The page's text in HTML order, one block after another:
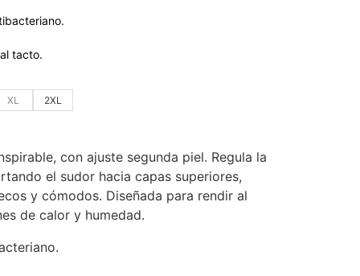
tacto.
XL 2XL
con ajuste segunda piel. Regula la
el sudor hacia capas superiores,
y cómodos. Diseñada para rendir al
de calor y humedad.